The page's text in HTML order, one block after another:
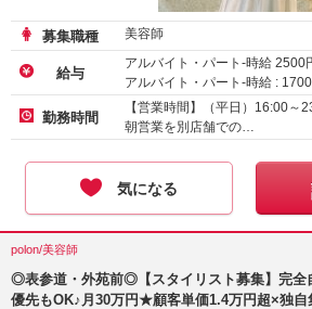
募集職種 美容師
給与
アルバイト・パート-時給 2500
アルバイト・パート-時給 : 1700
アルバイト・パート-時給 :1226
勤務時間
【営業時間】（平日）16:00
朝営業を別店舗での…
気になる
polon/美容師
◎表参道・外苑前◎【スタイリスト募集】完全
優先もOK♪月30万円★顧客単価1.4万円超×独自